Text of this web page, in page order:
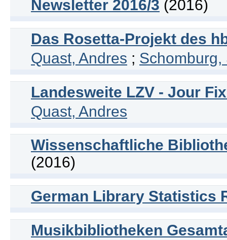
Newsletter 2016/3 (2016)
Das Rosetta-Projekt des
Quast, Andres ; Schomburg,
Landesweite LZV - Jour
Quast, Andres
Wissenschaftliche
(2016)
German Library Statistics
Musikbibliotheken